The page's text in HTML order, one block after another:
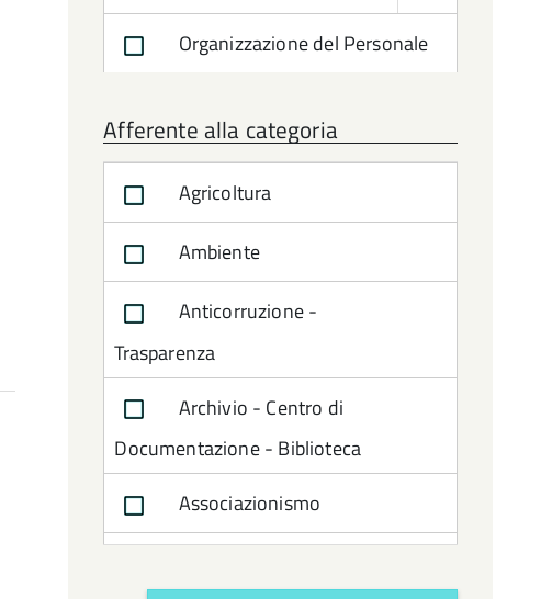
Organizzazione del Personale
Afferente alla categoria
Agricoltura
Ambiente
Anticorruzione -
Trasparenza
Archivio - Centro di
Documentazione - Biblioteca
Associazionismo